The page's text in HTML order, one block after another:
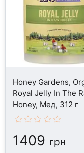
Honey Gardens,
Royal Jelly In The
Honey, Мед, 312 г
1409 грн